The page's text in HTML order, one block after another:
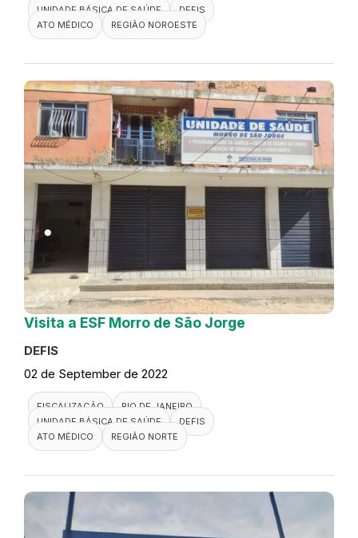
UNIDADE BÁSICA DE SAÚDE
DEFIS
ATO MÉDICO
REGIÃO NOROESTE
Visita a ESF Morro de São Jorge
DEFIS
02 de September de 2022
FISCALIZAÇÃO
RIO DE JANEIRO
UNIDADE BÁSICA DE SAÚDE
DEFIS
ATO MÉDICO
REGIÃO NORTE